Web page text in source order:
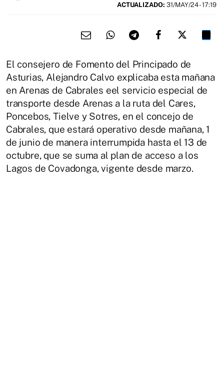
ACTUALIZADO: 31/MAY/24 - 17:19
El consejero de Fomento del Principado de
Asturias, Alejandro Calvo explicaba esta mañana
en Arenas de Cabrales eel servicio especial de
transporte desde Arenas a la ruta del Cares,
Poncebos, Tielve y Sotres, en el concejo de
Cabrales, que estará operativo desde mañana, 1
de junio de manera interrumpida hasta el 13 de
octubre, que se suma al plan de acceso a los
Lagos de Covadonga, vigente desde marzo.